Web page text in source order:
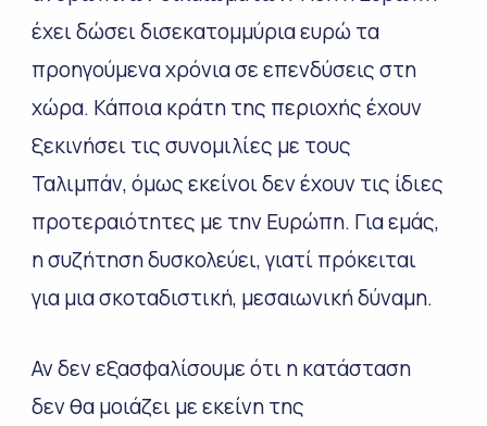
έχει δώσει δισεκατομμύρια ευρώ τα
προηγούμενα χρόνια σε επενδύσεις στη
χώρα. Κάποια κράτη της περιοχής έχουν
ξεκινήσει τις συνομιλίες με τους
Ταλιμπάν, όμως εκείνοι δεν έχουν τις ίδιες
προτεραιότητες με την Ευρώπη. Για εμάς,
η συζήτηση δυσκολεύει, γιατί πρόκειται
για μια σκοταδιστική, μεσαιωνική δύναμη.
Αν δεν εξασφαλίσουμε ότι η κατάσταση
δεν θα μοιάζει με εκείνη της